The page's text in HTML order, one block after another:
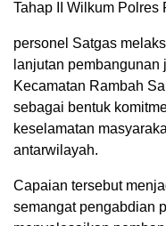
Tahap II Wilkum Polres
personel Satgas
lanjutan
Kecamatan Rambah
sebagai bentuk
keselamatan
antarwilayah.
Capaian tersebut
semangat pengabdian